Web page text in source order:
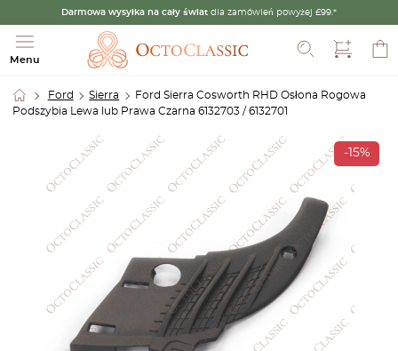
Darmowa wysyłka na cały świat dla zamówień powyżej £99.*
Menu
Szukaj
Ford Sierra
Ford Sierra Cosworth RHD Osłona Rogowa
Podszybia Lewa lub Prawa Czarna 6132703 / 6132701
-15%